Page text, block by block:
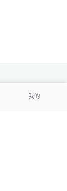
我的